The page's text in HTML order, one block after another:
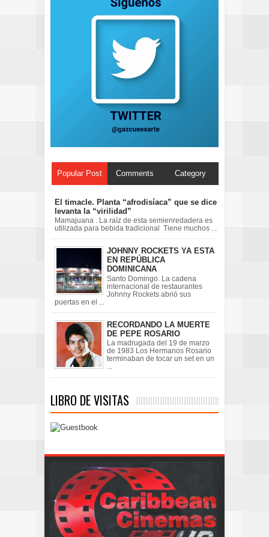
Popular Post Comments Category
El timacle. Planta “afrodisíaca” que se dice
levanta la “virilidad”
Mamajuana . La raíz de esta semienredadera es
utilizada para bebida tradicional Tiene muchos ...
JOHNNY ROCKETS YA ESTA
EN REPÚBLICA
DOMINICANA
Santo Domingo. La cadena
internacional de restaurantes
Johnny Rockets abrió sus
puertas en el ...
RECORDANDO LA MUERTE
DE PEPE ROSARIO
La madrugada del 19 de marzo
de 1983 Los Hermanos Rosario
terminaban de tocar un set en un
...
LIBRO DE VISITAS